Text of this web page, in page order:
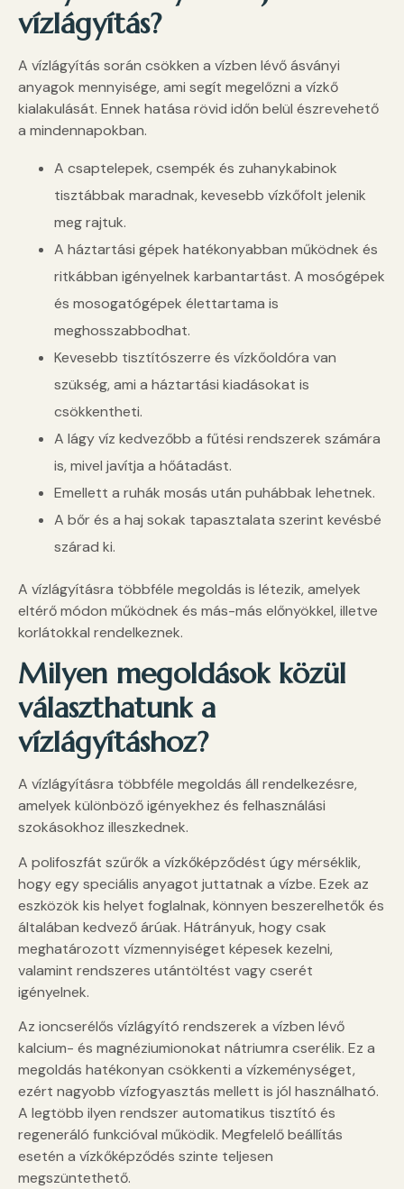
vízlágyítás?
A vízlágyítás során csökken a vízben lévő ásványi
anyagok mennyisége, ami segít megelőzni a vízkő
kialakulását. Ennek hatása rövid időn belül észrevehető
a mindennapokban.
A csaptelepek, csempék és zuhanykabinok
tisztábbak maradnak, kevesebb vízkőfolt jelenik
meg rajtuk.
A háztartási gépek hatékonyabban működnek és
ritkábban igényelnek karbantartást. A mosógépek
és mosogatógépek élettartama is
meghosszabbodhat.
Kevesebb tisztítószerre és vízkőoldóra van
szükség, ami a háztartási kiadásokat is
csökkentheti.
A lágy víz kedvezőbb a fűtési rendszerek számára
is, mivel javítja a hőátadást.
Emellett a ruhák mosás után puhábbak lehetnek.
A bőr és a haj sokak tapasztalata szerint kevésbé
szárad ki.
A vízlágyításra többféle megoldás is létezik, amelyek
eltérő módon működnek és más-más előnyökkel, illetve
korlátokkal rendelkeznek.
Milyen megoldások közül
választhatunk a
vízlágyításhoz?
A vízlágyításra többféle megoldás áll rendelkezésre,
amelyek különböző igényekhez és felhasználási
szokásokhoz illeszkednek.
A polifoszfát szűrők a vízkőképződést úgy mérséklik,
hogy egy speciális anyagot juttatnak a vízbe. Ezek az
eszközök kis helyet foglalnak, könnyen beszerelhetők és
általában kedvező árúak. Hátrányuk, hogy csak
meghatározott vízmennyiséget képesek kezelni,
valamint rendszeres utántöltést vagy cserét
igényelnek.
Az ioncserélős vízlágyító rendszerek a vízben lévő
kalcium- és magnéziumionokat nátriumra cserélik. Ez a
megoldás hatékonyan csökkenti a vízkeménységet,
ezért nagyobb vízfogyasztás mellett is jól használható.
A legtöbb ilyen rendszer automatikus tisztító és
regeneráló funkcióval működik. Megfelelő beállítás
esetén a vízkőképződés szinte teljesen
megszüntethető.